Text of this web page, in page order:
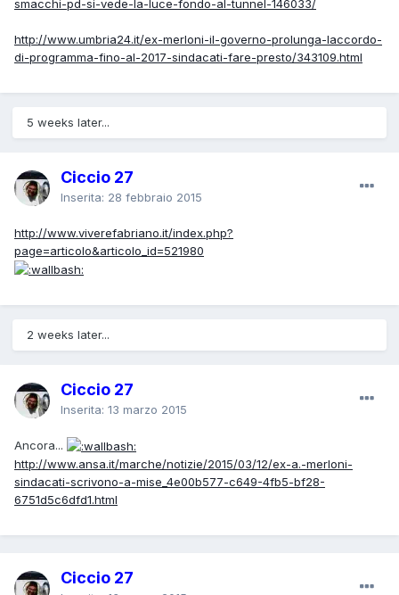
smacchi-pd-si-vede-la-luce-fondo-al-tunnel-146033/
http://www.umbria24.it/ex-merloni-il-governo-prolunga-laccordo-
di-programma-fino-al-2017-sindacati-fare-presto/343109.html
5 weeks later...
Ciccio 27
Inserita: 28 febbraio 2015
http://www.viverefabriano.it/index.php?
page=articolo&articolo_id=521980
2 weeks later...
Ciccio 27
Inserita: 13 marzo 2015
Ancora...
http://www.ansa.it/marche/notizie/2015/03/12/ex-a.-merloni-
sindacati-scrivono-a-mise_4e00b577-c649-4fb5-bf28-
6751d5c6dfd1.html
Ciccio 27